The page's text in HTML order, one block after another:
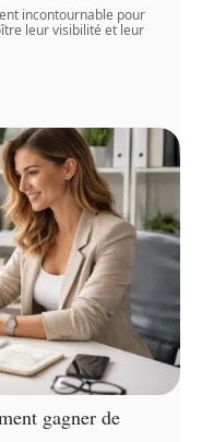
incontournable pour
leur visibilité et leur
gagner de